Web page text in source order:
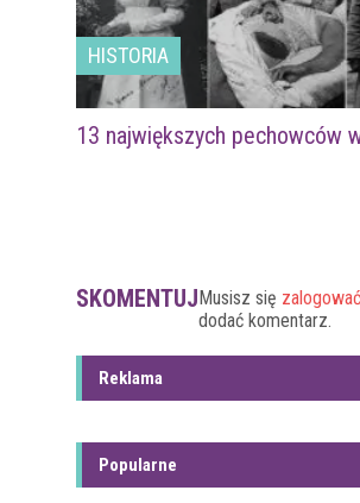
HISTORIA
13 największych pechowców
SKOMENTUJMusisz się zalogować
dodać komentarz.
Reklama
Popularne